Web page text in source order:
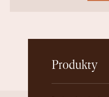
Produkty